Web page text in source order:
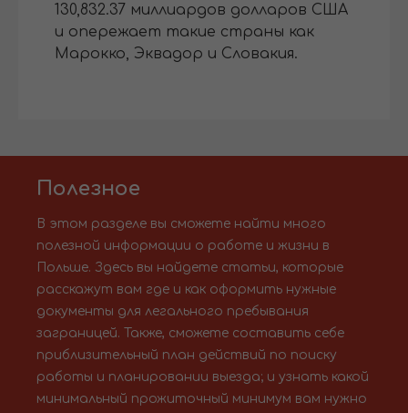
130,832.37 миллиардов долларов США
и опережает такие страны как
Марокко, Эквадор и Словакия.
Полезное
В этом разделе вы сможете найти много
полезной информации о работе и жизни в
Польше. Здесь вы найдете статьи, которые
расскажут вам где и как оформить нужные
документы для легального пребывания
заграницей. Также, сможете составить себе
приблизительный план действий по поиску
работы и планировании выезда; и узнать какой
минимальный прожиточный минимум вам нужно